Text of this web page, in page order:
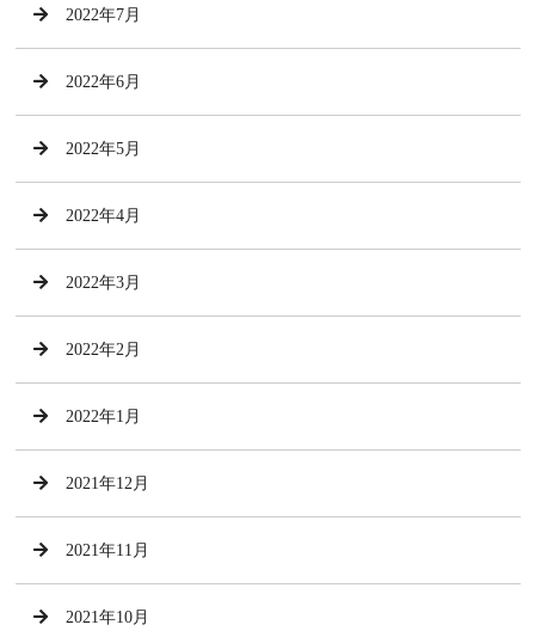
2022年7月
2022年6月
2022年5月
2022年4月
2022年3月
2022年2月
2022年1月
2021年12月
2021年11月
2021年10月